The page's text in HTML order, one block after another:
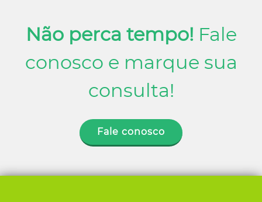
Não perca tempo! Fale
conosco e marque sua
consulta!
Fale conosco